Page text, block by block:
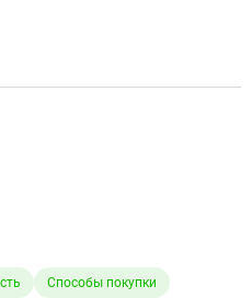
Способы покупки